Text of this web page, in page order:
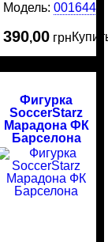
Модель: 0016445
390,00 грн
Фигурка
SoccerStarz
Марадона ФК
Барселона